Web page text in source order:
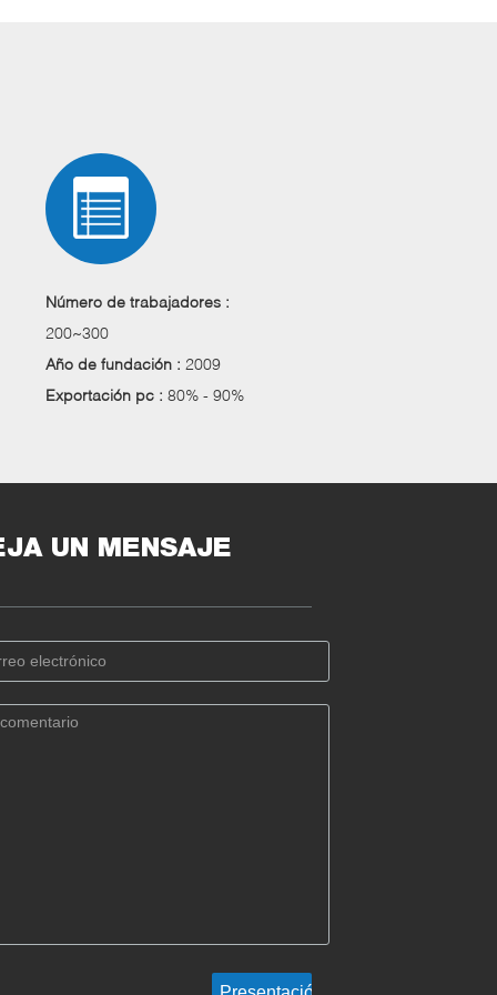
Número de trabajadores :
200~300
Año de fundación : 2009
Exportación pc : 80% - 90%
UN MENSAJE